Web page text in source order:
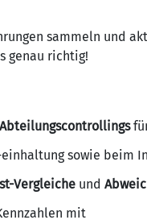
sammeln und
genau richtig!
sowie beim
Vergleiche und
mit